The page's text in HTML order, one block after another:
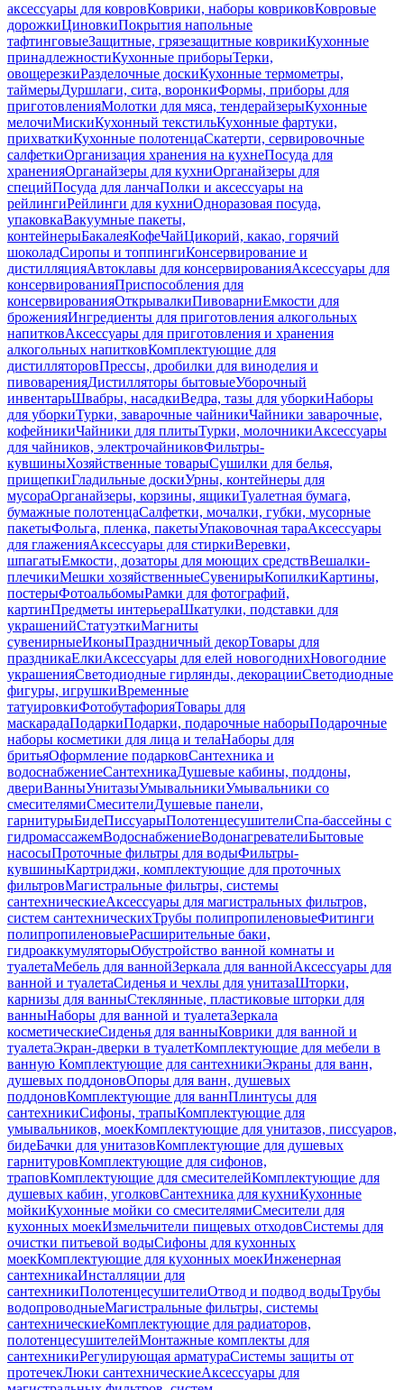
аксессуары для ковровКоврики, наборы ковриковКовровые
дорожкиЦиновкиПокрытия напольные
тафтинговыеЗащитные, грязезащитные коврикиКухонные
принадлежностиКухонные приборыТерки,
овощерезкиРазделочные доскиКухонные термометры,
таймерыДуршлаги, сита, воронкиФормы, приборы для
приготовленияМолотки для мяса, тендерайзерыКухонные
мелочиМискиКухонный текстильКухонные фартуки,
прихваткиКухонные полотенцаСкатерти, сервировочные
салфеткиОрганизация хранения на кухнеПосуда для
храненияОрганайзеры для кухниОрганайзеры для
специйПосуда для ланчаПолки и аксессуары на
рейлингиРейлинги для кухниОдноразовая посуда,
упаковкаВакуумные пакеты,
контейнерыБакалеяКофеЧайЦикорий, какао, горячий
шоколадСиропы и топпингиКонсервирование и
дистилляцияАвтоклавы для консервированияАксессуары для
консервированияПриспособления для
консервированияОткрывалкиПивоварниЕмкости для
броженияИнгредиенты для приготовления алкогольных
напитковАксессуары для приготовления и хранения
алкогольных напитковКомплектующие для
дистилляторовПрессы, дробилки для виноделия и
пивоваренияДистилляторы бытовыеУборочный
инвентарьШвабры, насадкиВедра, тазы для уборкиНаборы
для уборкиТурки, заварочные чайникиЧайники заварочные,
кофейникиЧайники для плитыТурки, молочникиАксессуары
для чайников, электрочайниковФильтры-
кувшиныХозяйственные товарыСушилки для белья,
прищепкиГладильные доскиУрны, контейнеры для
мусораОрганайзеры, корзины, ящикиТуалетная бумага,
бумажные полотенцаСалфетки, мочалки, губки, мусорные
пакетыФольга, пленка, пакетыУпаковочная тараАксессуары
для глаженияАксессуары для стиркиВеревки,
шпагатыЕмкости, дозаторы для моющих средствВешалки-
плечикиМешки хозяйственныеСувенирыКопилкиКартины,
постерыФотоальбомыРамки для фотографий,
картинПредметы интерьераШкатулки, подставки для
украшенийСтатуэткиМагниты
сувенирныеИконыПраздничный декорТовары для
праздникаЕлкиАксессуары для елей новогоднихНовогодние
украшенияСветодиодные гирлянды, декорацииСветодиодные
фигуры, игрушкиВременные
татуировкиФотобутафорияТовары для
маскарадаПодаркиПодарки, подарочные наборыПодарочные
наборы косметики для лица и телаНаборы для
бритьяОформление подарковСантехника и
водоснабжениеСантехникаДушевые кабины, поддоны,
двериВанныУнитазыУмывальникиУмывальники со
смесителямиСмесителиДушевые панели,
гарнитурыБидеПиссуарыПолотенцесушителиСпа-бассейны с
гидромассажемВодоснабжениеВодонагревателиБытовые
насосыПроточные фильтры для водыФильтры-
кувшиныКартриджи, комплектующие для проточных
фильтровМагистральные фильтры, системы
сантехническиеАксессуары для магистральных фильтров,
систем сантехническихТрубы полипропиленовыеФитинги
полипропиленовыеРасширительные баки,
гидроаккумуляторыОбустройство ванной комнаты и
туалетаМебель для ваннойЗеркала для ваннойАксессуары для
ванной и туалетаСиденья и чехлы для унитазаШторки,
карнизы для ванныСтеклянные, пластиковые шторки для
ванныНаборы для ванной и туалетаЗеркала
косметическиеСиденья для ванныКоврики для ванной и
туалетаЭкран-дверки в туалетКомплектующие для мебели в
ванную Комплектующие для сантехникиЭкраны для ванн,
душевых поддоновОпоры для ванн, душевых
поддоновКомплектующие для ваннПлинтусы для
сантехникиСифоны, трапыКомплектующие для
умывальников, моекКомплектующие для унитазов, писсуаров,
бидеБачки для унитазовКомплектующие для душевых
гарнитуровКомплектующие для сифонов,
траповКомплектующие для смесителейКомплектующие для
душевых кабин, уголковСантехника для кухниКухонные
мойкиКухонные мойки со смесителямиСмесители для
кухонных моекИзмельчители пищевых отходовСистемы для
очистки питьевой водыСифоны для кухонных
моекКомплектующие для кухонных моекИнженерная
сантехникаИнсталляции для
сантехникиПолотенцесушителиОтвод и подвод водыТрубы
водопроводныеМагистральные фильтры, системы
сантехническиеКомплектующие для радиаторов,
полотенцесушителейМонтажные комплекты для
сантехникиРегулирующая арматураСистемы защиты от
протечекЛюки сантехническиеАксессуары для